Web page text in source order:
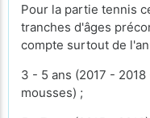
Pour la partie tennis
tranches d'âges
compte surtout de
3 - 5 ans (2017 -
mousses) ;